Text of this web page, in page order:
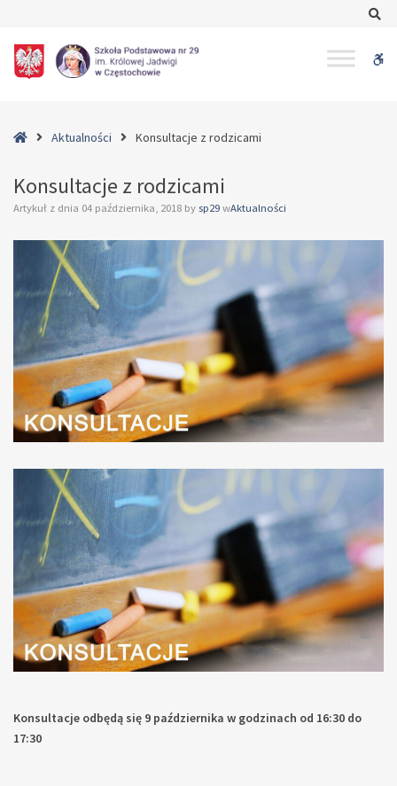
rodzicami
HomeAktualności Konsultacje z rodzicami
Konsultacje z rodzicami
Artykuł z dnia 04 października, 2018 by sp29 wAktualności
Konsultacje odbędą się 9 października w godzinach od 16:30 do
17:30